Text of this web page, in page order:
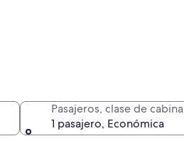
Pasajeros, clase de cabina
1 pasajero, Económica